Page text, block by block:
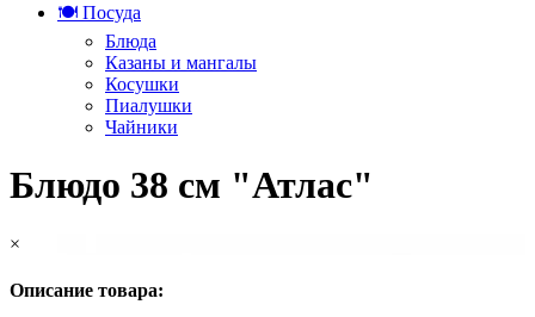
🍽️ Посуда
Блюда
Казаны и мангалы
Косушки
Пиалушки
Чайники
Блюдо 38 см "Атлас"
×
Описание товара: